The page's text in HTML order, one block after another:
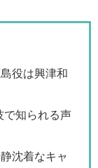
役は興津和
で知られる声
沈着なキャ